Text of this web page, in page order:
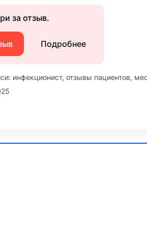
за отзыв.
Подробнее
инфекционист, отзывы пациентов,